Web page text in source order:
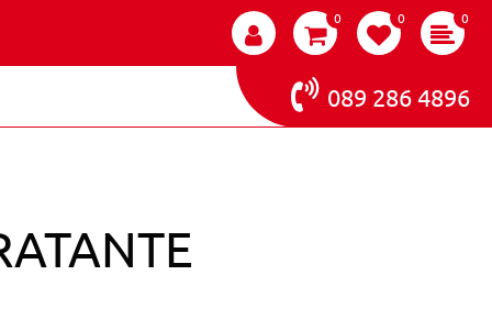
0 0 0
089 286 4896